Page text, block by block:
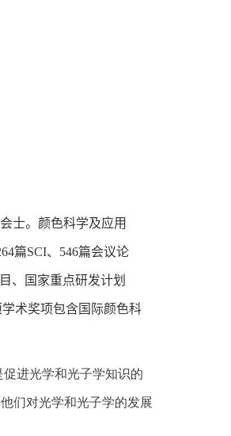
士。颜色科学及应用
篇SCI、 546篇会议论
、国家重点研发计划
术奖项包含国际颜色科
进光学和光子学知识的
们对光学和光子学的发展